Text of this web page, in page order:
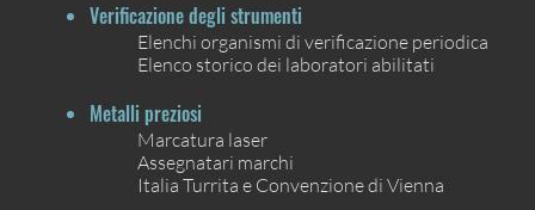
Verificazione degli strumenti
Elenchi organismi di verificazione periodica
Elenco storico dei laboratori abilitati
Metalli preziosi
Marcatura laser
Assegnatari marchi
Italia Turrita e Convenzione di Vienna